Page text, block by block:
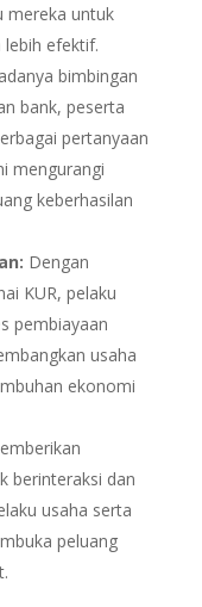
mereka untuk
efektif.
bimbingan
bank, peserta
pertanyaan
mengurangi
keberhasilan
Dengan
KUR, pelaku
pembiayaan
usaha
ekonomi
berinteraksi dan
usaha serta
peluang